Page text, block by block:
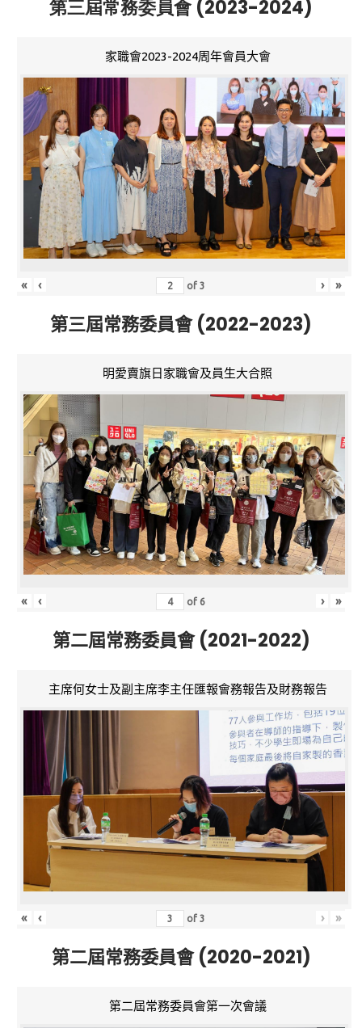
第三屆常務委員會 (2023-2024)
家職會2023-2024周年會員大會
« ‹ of3 › »
第三屆常務委員會 (2022-2023)
明愛賣旗日家職會及員生大合照
« ‹ of 6 › »
第二屆常務委員會 (2021-2022)
主席何女士及副主席李主任匯報會務報告及財務報告
« ‹ of3 › »
第二屆常務委員會 (2020-2021)
第二屆常務委員會第一次會議